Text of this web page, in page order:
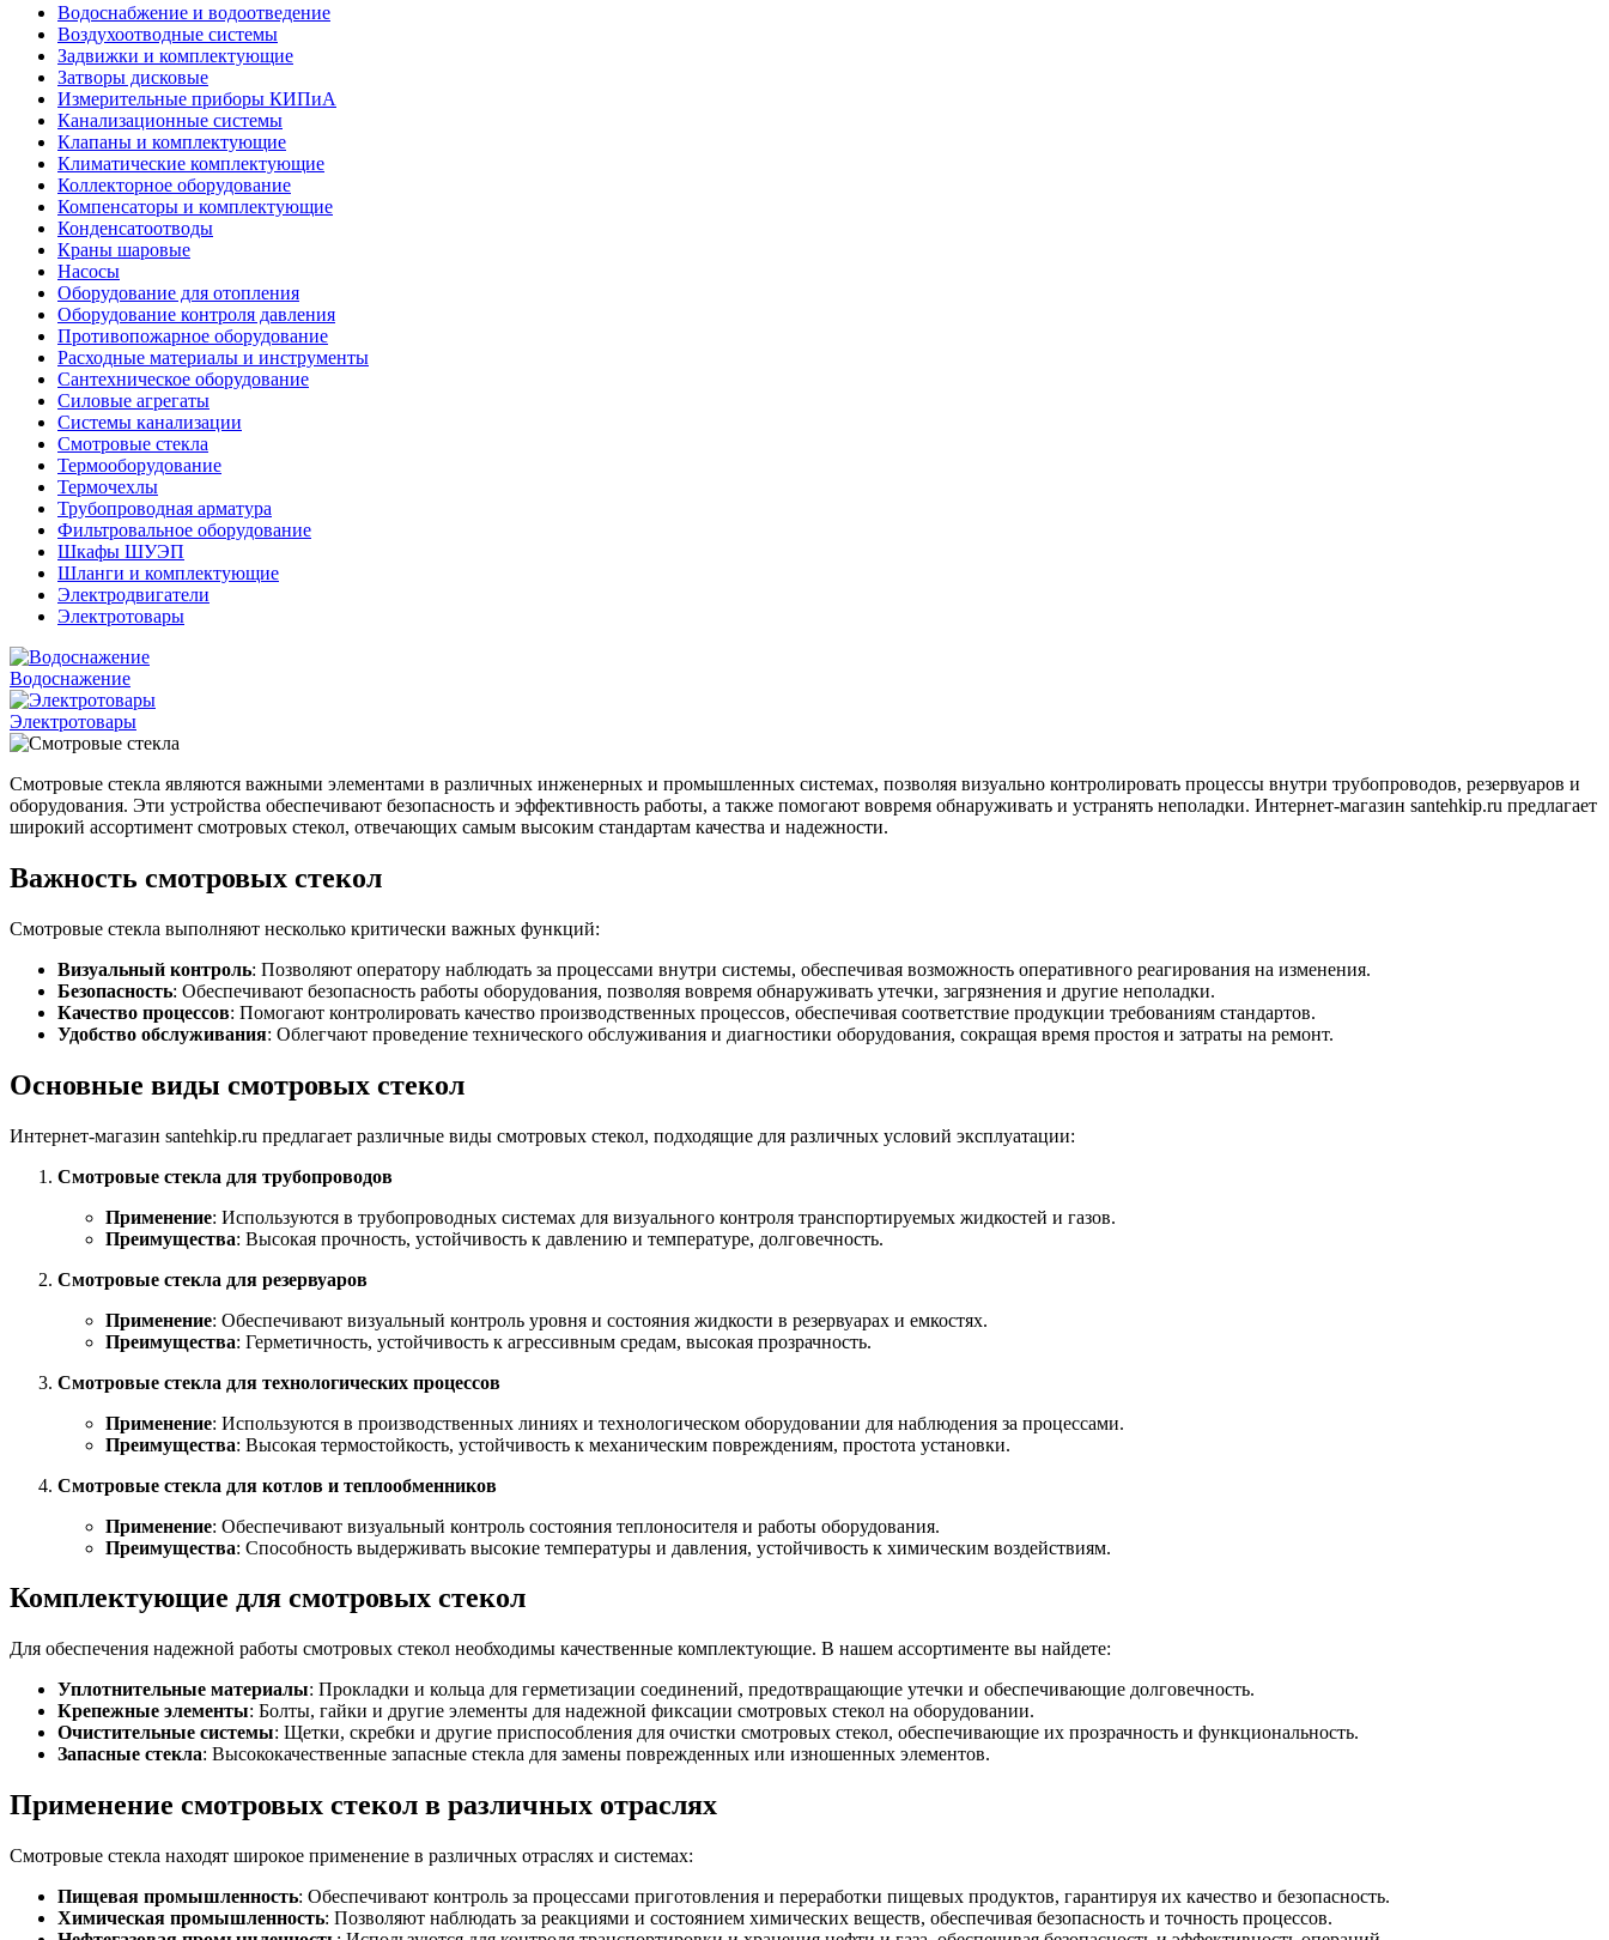
Водоснабжение и водоотведение
Воздухоотводные системы
Задвижки и комплектующие
Затворы дисковые
Измерительные приборы КИПиА
Канализационные системы
Клапаны и комплектующие
Климатические комплектующие
Коллекторное оборудование
Компенсаторы и комплектующие
Конденсатоотводы
Краны шаровые
Насосы
Оборудование для отопления
Оборудование контроля давления
Противопожарное оборудование
Расходные материалы и инструменты
Сантехническое оборудование
Силовые агрегаты
Системы канализации
Смотровые стекла
Термооборудование
Термочехлы
Трубопроводная арматура
Фильтровальное оборудование
Шкафы ШУЭП
Шланги и комплектующие
Электродвигатели
Электротовары
Водоснажение
Электротовары
Смотровые стекла являются важными элементами в различных инженерных и промышленных системах, позволяя визуально контролировать процессы внутри трубопроводов, резервуаров и
оборудования. Эти устройства обеспечивают безопасность и эффективность работы, а также помогают вовремя обнаруживать и устранять неполадки. Интернет-магазин santehkip.ru предлагает
широкий ассортимент смотровых стекол, отвечающих самым высоким стандартам качества и надежности.
Важность смотровых стекол
Смотровые стекла выполняют несколько критически важных функций:
Визуальный контроль: Позволяют оператору наблюдать за процессами внутри системы, обеспечивая возможность оперативного реагирования на изменения.
Безопасность: Обеспечивают безопасность работы оборудования, позволяя вовремя обнаруживать утечки, загрязнения и другие неполадки.
Качество процессов: Помогают контролировать качество производственных процессов, обеспечивая соответствие продукции требованиям стандартов.
Удобство обслуживания: Облегчают проведение технического обслуживания и диагностики оборудования, сокращая время простоя и затраты на ремонт.
Основные виды смотровых стекол
Интернет-магазин santehkip.ru предлагает различные виды смотровых стекол, подходящие для различных условий эксплуатации:
Смотровые стекла для трубопроводов
Применение: Используются в трубопроводных системах для визуального контроля транспортируемых жидкостей и газов.
Преимущества: Высокая прочность, устойчивость к давлению и температуре, долговечность.
Смотровые стекла для резервуаров
Применение: Обеспечивают визуальный контроль уровня и состояния жидкости в резервуарах и емкостях.
Преимущества: Герметичность, устойчивость к агрессивным средам, высокая прозрачность.
Смотровые стекла для технологических процессов
Применение: Используются в производственных линиях и технологическом оборудовании для наблюдения за процессами.
Преимущества: Высокая термостойкость, устойчивость к механическим повреждениям, простота установки.
Смотровые стекла для котлов и теплообменников
Применение: Обеспечивают визуальный контроль состояния теплоносителя и работы оборудования.
Преимущества: Способность выдерживать высокие температуры и давления, устойчивость к химическим воздействиям.
Комплектующие для смотровых стекол
Для обеспечения надежной работы смотровых стекол необходимы качественные комплектующие. В нашем ассортименте вы найдете:
Уплотнительные материалы: Прокладки и кольца для герметизации соединений, предотвращающие утечки и обеспечивающие долговечность.
Крепежные элементы: Болты, гайки и другие элементы для надежной фиксации смотровых стекол на оборудовании.
Очистительные системы: Щетки, скребки и другие приспособления для очистки смотровых стекол, обеспечивающие их прозрачность и функциональность.
Запасные стекла: Высококачественные запасные стекла для замены поврежденных или изношенных элементов.
Применение смотровых стекол в различных отраслях
Смотровые стекла находят широкое применение в различных отраслях и системах:
Пищевая промышленность: Обеспечивают контроль за процессами приготовления и переработки пищевых продуктов, гарантируя их качество и безопасность.
Химическая промышленность: Позволяют наблюдать за реакциями и состоянием химических веществ, обеспечивая безопасность и точность процессов.